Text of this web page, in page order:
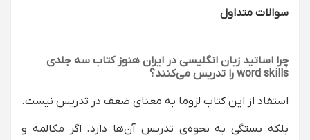
سوالات متداول
چرا اساتید زبان انگلیسی در ایران هنوز کتاب سه جلدی
word skills را تدریس می‌کنند؟
استفاد از این کتاب لزوما به معنای ضعف در تدریس نیست.
بلکه ‏بستگی به نحوه‌ی تدریس آن‌ها دارد. اگر مکالمه و